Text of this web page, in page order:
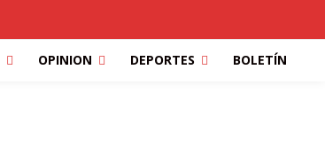
OPINION DEPORTES BOLETÍN